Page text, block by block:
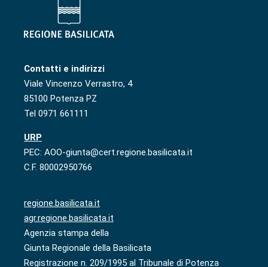
Contatti e indirizzi
Viale Vincenzo Verrastro, 4
85100 Potenza PZ
Tel 0971 661111
URP
PEC: AOO-giunta@cert.regione.basilicata.it
C.F. 80002950766
regione.basilicata.it
agr.regione.basilicata.it
Agenzia stampa della
Giunta Regionale della Basilicata
Registrazione n. 209/1995 al Tribunale di Potenza